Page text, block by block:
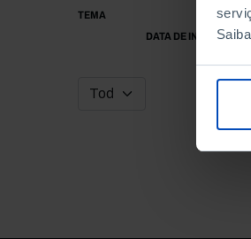
TEMA
DATA DE INÍCIO